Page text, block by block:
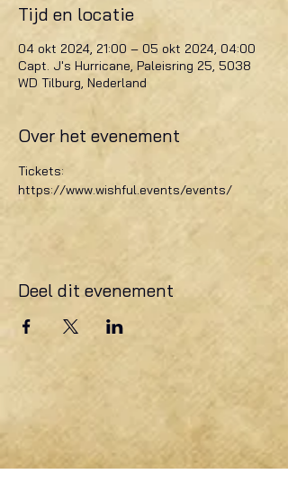
Tijd en locatie
04 okt 2024, 21:00 – 05 okt 2024, 04:00
Capt. J's Hurricane, Paleisring 25, 5038
WD Tilburg, Nederland
Over het evenement
Tickets:
https://www.wishful.events/events/
Deel dit evenement